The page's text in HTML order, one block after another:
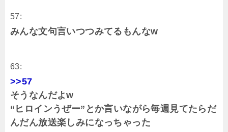
57:
みんな文句言いつつみてるもんなw
63:
>>57
そうなんだよw
“ヒロインうぜー”とか言いながら毎週見てたらだ
んだん放送楽しみになっちゃった